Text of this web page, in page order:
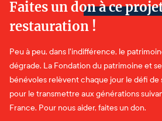
Faites un don à ce
restauration !
Peu à peu, dans l'indifférence, le
dégrade. La Fondation du patrimoine et
bénévoles relèvent chaque jour le défi
pour le transmettre aux générations
France. Pour nous aider, faites un don.